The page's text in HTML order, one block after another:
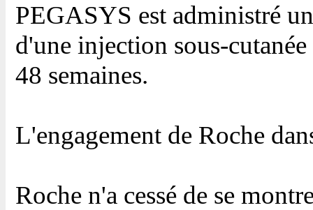
PEGASYS est administré
d'une injection sous-
48 semaines.
L'engagement de Roche
Roche n'a cessé de se